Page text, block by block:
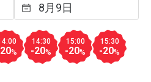
%
14:30
-20%
15:00
-20%
15:30
-20%